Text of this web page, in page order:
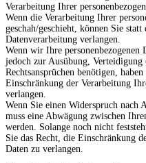
Verarbeitung Ihrer
Wenn die Verarbeitung Ihrer
geschah/geschieht, können Sie
Datenverarbeitung verlangen.
Wenn wir Ihre personenbezogenen
jedoch zur Ausübung, Verteidigung
Rechtsansprüchen benötigen,
Einschränkung der Verarbeitung
verlangen.
Wenn Sie einen Widerspruch nach
muss eine Abwägung zwischen
werden. Solange noch nicht
Sie das Recht, die Einschränkung
Daten zu verlangen.